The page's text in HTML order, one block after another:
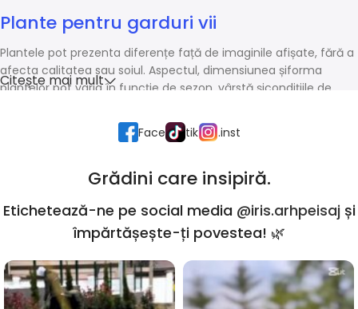
Plante pentru garduri vii
Plantele pot prezenta diferențe față de imaginile afișate, fără a
afecta calitatea sau soiul. Aspectul, dimensiunea șiforma
plantelor pot varia în funcție de sezon, vârstă șicondițiile de
Citește mai mult
Face tik .inst
Grădini care insipiră.
Etichetează-ne pe social media @iris.arhpeisaj și
împărtășește-ți povestea! 🌿